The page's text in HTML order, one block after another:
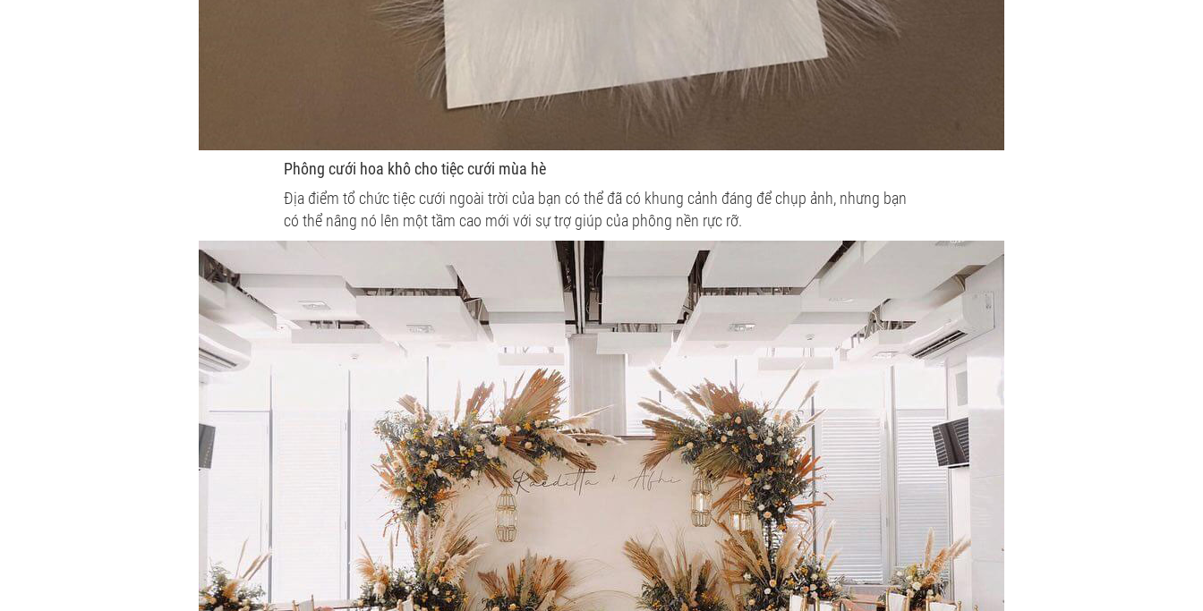
Phông cưới hoa khô cho tiệc cưới mùa hè
Địa điểm tổ chức tiệc cưới ngoài trời của bạn có thể đã có khung cảnh đáng để chụp ảnh, nhưng bạn
có thể nâng nó lên một tầm cao mới với sự trợ giúp của phông nền rực rỡ.